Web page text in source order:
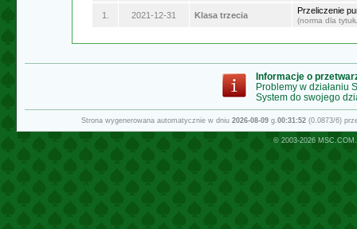
1. 2021-12-31 Klasa trzecia Przeliczenie
(norma dla
Informacje o
Problemy w działaniu
System do swojego
Strona wygenerowana automatycznie w dniu 2026-08-09g.00:31:52(0.0873/6)
© 2003-2026